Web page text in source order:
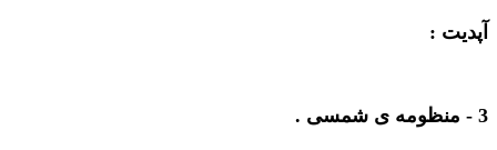
آپدیت :
3 - منظومه ی شمسی .